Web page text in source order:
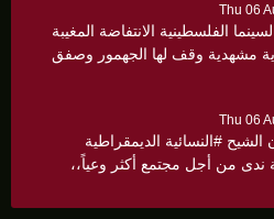
Thu 06
الفلسطينية الانتفاضة المغيبة
مشهدية وقف لها الجهمور وصفق
Thu 06
#النسائية الديمقراطية
ندى من أجل مجتمع أكثر وعياً،،
توعوية على سيدات الحي.